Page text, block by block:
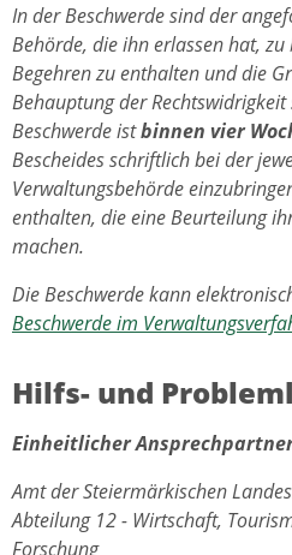
In der Beschwerde sind der
Behörde, die ihn erlassen hat, zu
Begehren zu enthalten und die
Behauptung der
Beschwerde istbinnen vier
Bescheides schriftlich bei der
Verwaltungsbehörde
enthalten, die eine Beurteilung
machen.
Die Beschwerde kann
Beschwerde im
Hilfs- und
Einheitlicher
Amt der Steiermärkischen
Abteilung 12 - Wirtschaft,
Forschung